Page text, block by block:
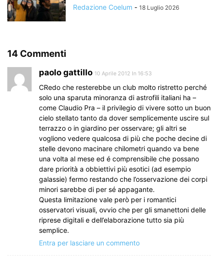
Redazione Coelum - 18 Luglio 2026
14 Commenti
paolo gattillo 10 Aprile 2012 In 16:53
CRedo che resterebbe un club molto ristretto perché
solo una sparuta minoranza di astrofili italiani ha –
come Claudio Pra – il privilegio di vivere sotto un buon
cielo stellato tanto da dover semplicemente uscire sul
terrazzo o in giardino per osservare; gli altri se
vogliono vedere qualcosa di più che poche decine di
stelle devono macinare chilometri quando va bene
una volta al mese ed é comprensibile che possano
dare priorità a obbiettivi più esotici (ad esempio
galassie) fermo restando che l’osservazione dei corpi
minori sarebbe di per sé appagante.
Questa limitazione vale però per i romantici
osservatori visuali, ovvio che per gli smanettoni delle
riprese digitali e dell’elaborazione tutto sia più
semplice.
Entra per lasciare un commento